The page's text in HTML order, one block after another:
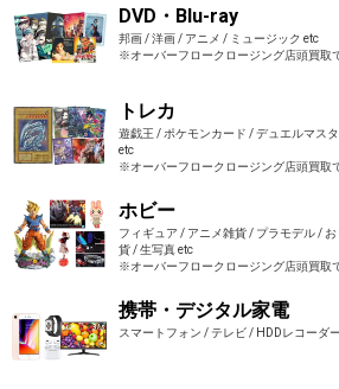
DVD・Blu-ray
邦画 / 洋画 / アニメ / ミュージック etc
※オーバーフロークロージング店頭買取
トレカ
遊戯王 / ポケモンカード / デュエルマス
etc
※オーバーフロークロージング店頭買取
ホビー
フィギュア / アニメ雑貨 / プラモデル /
貨 / 生写真 etc
※オーバーフロークロージング店頭買取
携帯・デジタル家電
スマートフォン / テレビ / HDDレコーダ